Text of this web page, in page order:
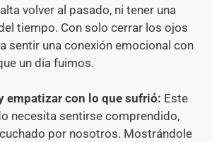
volver al pasado, ni tener una
tiempo. Con solo cerrar los ojos
sentir una conexión emocional con
un día fuimos.
empatizar con lo que sufrió: Este
necesita sentirse comprendido,
por nosotros. Mostrándole